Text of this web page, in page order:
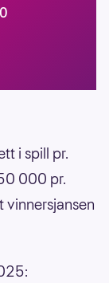
i spill pr.
000 pr.
vinnersjansen